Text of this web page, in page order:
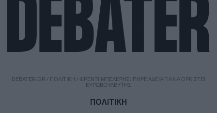
DEBATER.GR / ΠΟΛΙΤΙΚΗ / ΦΡΈΝΤΙ ΜΠΕΛΈΡΗΣ: ΠΉΡΕ ΆΔΕΙΑ ΓΙΑ ΝΑ ΟΡΚΙΣΤΕΊ
ΕΥΡΩΒΟΥΛΕΥΤΉΣ
ΠΟΛΙΤΙΚΗ